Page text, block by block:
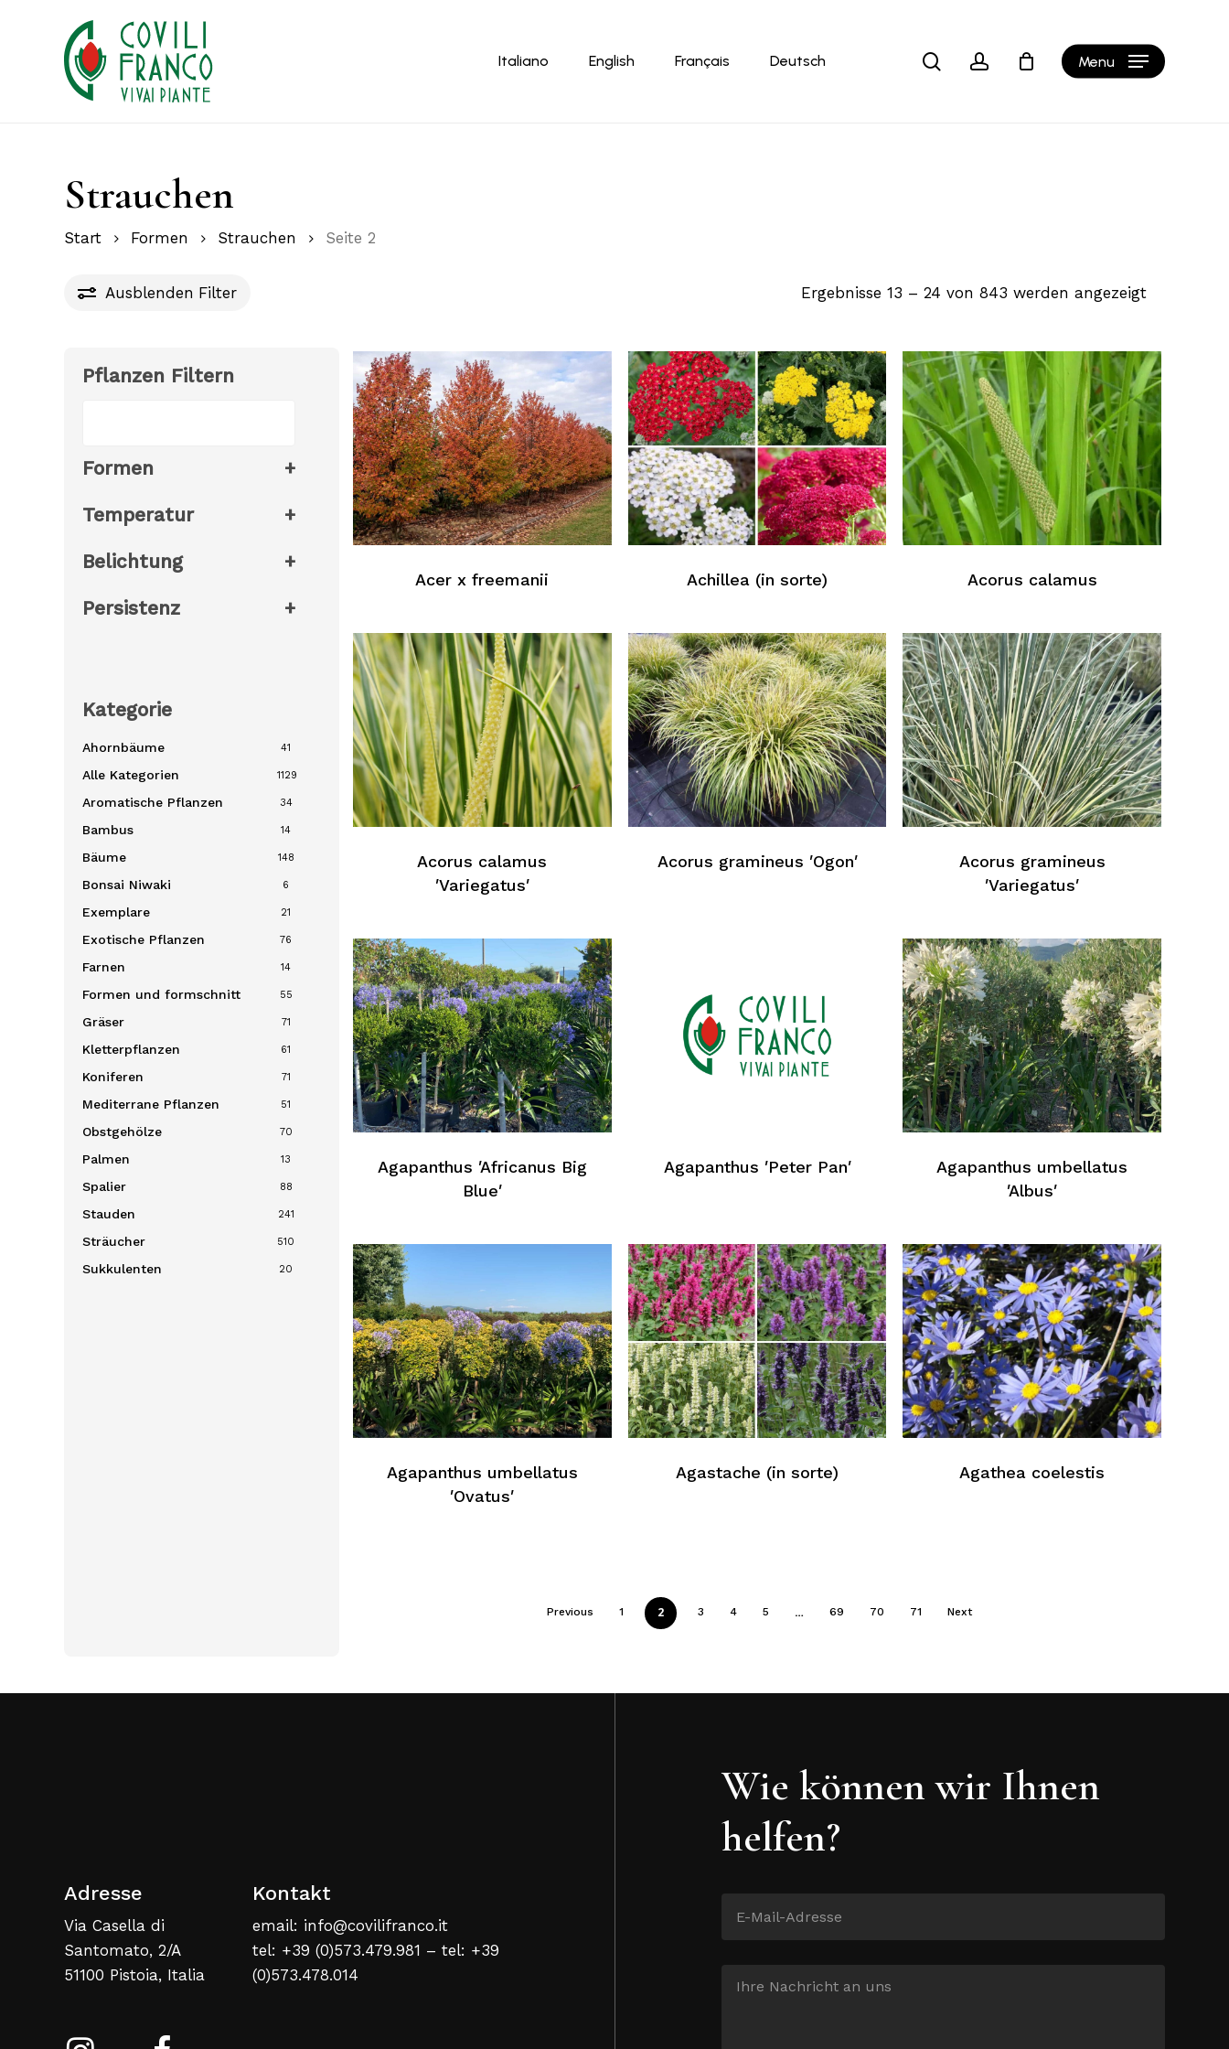
Italiano English Français Deutsch searchaccount Menu Cart
Kein Produkt im Warenkorb
Strauchen
Start Formen Strauchen Seite 2
Ausblenden Filter Ergebnisse 13 – 24 von 843 werden angezeigt
Pflanzen Filtern
Formen +
Temperatur +
Belichtung +
Persistenz +
Kategorie
Ahornbäume 41
Alle Kategorien 1129
Aromatische Pflanzen 34
Bambus 14
Bäume 148
Bonsai Niwaki 6
Exemplare 21
Exotische Pflanzen 76
Farnen 14
Formen und formschnitt 55
Gräser 71
Kletterpflanzen 61
Koniferen 71
Mediterrane Pflanzen 51
Obstgehölze 70
Palmen 13
Spalier 88
Stauden 241
Sträucher 510
Sukkulenten 20
Acer x freemanii Achillea (in sorte) Acorus calamus
Acorus calamus
′Variegatus′
Acorus gramineus ′Ogon′
Acorus gramineus
′Variegatus′
Agapanthus ′Africanus Big
Blue′
Agapanthus ′Peter Pan′
Agapanthus umbellatus
′Albus′
Agapanthus umbellatus
′Ovatus′
Agastache (in sorte) Agathea coelestis
Previous 1 2 3 4 5 … 69 70 71 Next
Adresse
Via Casella di
Santomato, 2/A
51100 Pistoia, Italia
Kontakt
email: info@covilifranco.it
tel: +39 (0)573.479.981 – tel: +39
(0)573.478.014
Wie können wir Ihnen
helfen?